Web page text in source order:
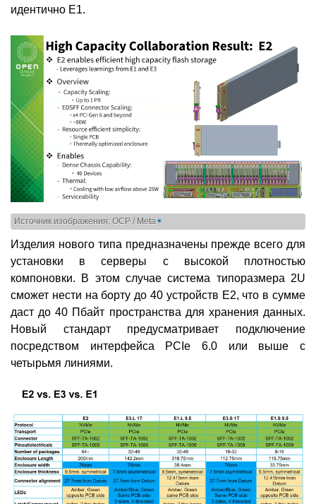
идентично E1.
Источник изображения: OCP / Meta✴
Изделия нового типа предназначены прежде всего для
установки в серверы с высокой плотностью
компоновки. В этом случае система типоразмера 2U
сможет нести на борту до 40 устройств E2, что в сумме
даст до 40 Пбайт пространства для хранения данных.
Новый стандарт предусматривает подключение
посредством интерфейса PCIe 6.0 или выше с
четырьмя линиями.